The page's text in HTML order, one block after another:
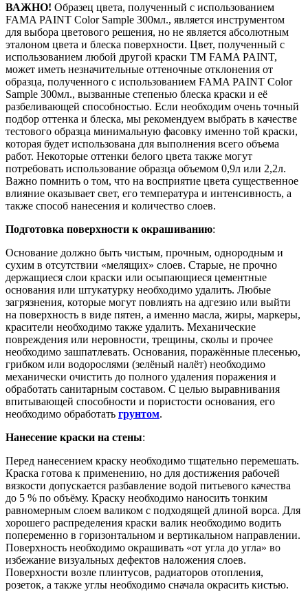
ВАЖНО! Образец цвета, полученный с использованием
FAMA PAINT Color Sample 300мл., является инструментом
для выбора цветового решения, но не является абсолютным
эталоном цвета и блеска поверхности. Цвет, полученный с
использованием любой другой краски ТМ FAMA PAINT,
может иметь незначительные оттеночные отклонения от
образца, полученного с использованием FAMA PAINT Color
Sample 300мл., вызванные степенью блеска краски и её
разбеливающей способностью. Если необходим очень точный
подбор оттенка и блеска, мы рекомендуем выбрать в качестве
тестового образца минимальную фасовку именно той краски,
которая будет использована для выполнения всего объема
работ. Некоторые оттенки белого цвета также могут
потребовать использование образца объемом 0,9л или 2,2л.
Важно помнить о том, что на восприятие цвета существенное
влияние оказывает свет, его температура и интенсивность, а
также способ нанесения и количество слоев.
Подготовка поверхности к окрашиванию:
Основание должно быть чистым, прочным, однородным и
сухим в отсутствии «мелящих» слоев. Старые, не прочно
держащиеся слои краски или осыпающиеся цементные
основания или штукатурку необходимо удалить. Любые
загрязнения, которые могут повлиять на адгезию или выйти
на поверхность в виде пятен, а именно масла, жиры, маркеры,
красители необходимо также удалить. Механические
повреждения или неровности, трещины, сколы и прочее
необходимо зашпатлевать. Основания, поражённые плесенью,
грибком или водорослями (зелёный налёт) необходимо
механически очистить до полного удаления поражения и
обработать санитарным составом. С целью выравнивания
впитывающей способности и пористости основания, его
необходимо обработать грунтом.
Нанесение краски на стены:
Перед нанесением краску необходимо тщательно перемешать.
Краска готова к применению, но для достижения рабочей
вязкости допускается разбавление водой питьевого качества
до 5 % по объёму. Краску необходимо наносить тонким
равномерным слоем валиком с подходящей длиной ворса. Для
хорошего распределения краски валик необходимо водить
попеременно в горизонтальном и вертикальном направлении.
Поверхность необходимо окрашивать «от угла до угла» во
избежание визуальных дефектов наложения слоев.
Поверхности возле плинтусов, радиаторов отопления,
розеток, а также углы необходимо сначала окрасить кистью.